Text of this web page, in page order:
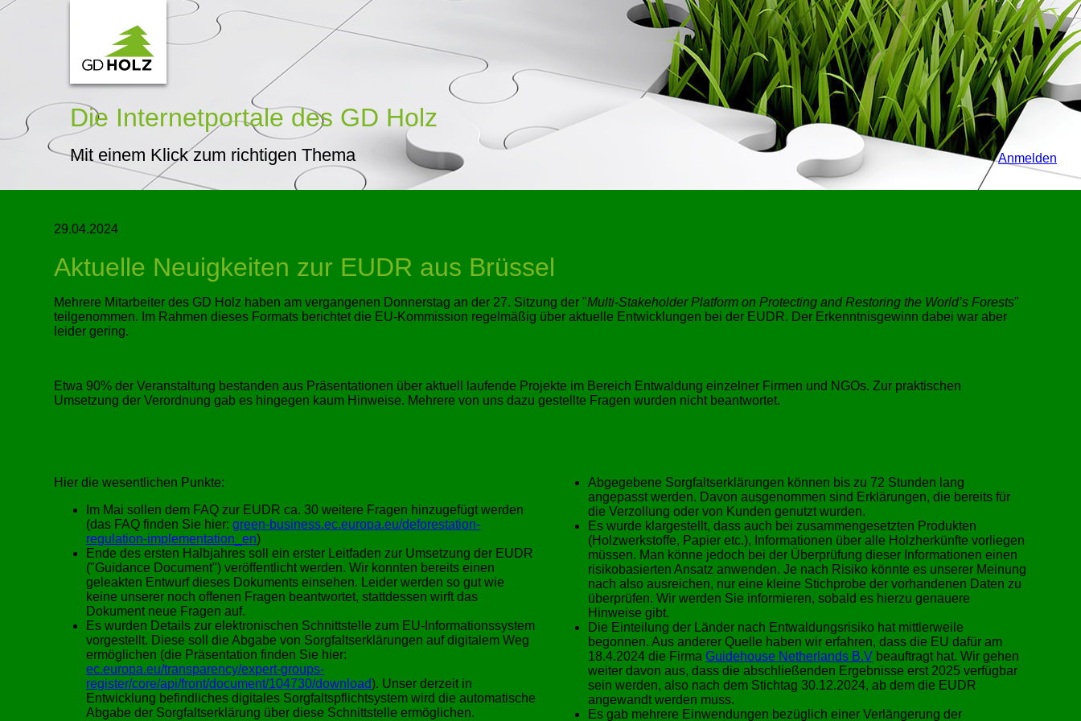
Die Internetportaledes GD Holz
Mit einem Klick zum richtigen Thema Anmelden
29.04.2024
Aktuelle Neuigkeiten zur EUDR aus Brüssel
Mehrere Mitarbeiter des GD Holz haben am vergangenen Donnerstag an der 27. Sitzung der Multi-Stakeholder Platform on Protecting and Restoring the World’s Forests
teilgenommen. Im Rahmen dieses Formats berichtet die EU-Kommission regelmäßig über aktuelle Entwicklungen bei der EUDR. Der Erkenntnisgewinn dabei war aber
leider gering.
Etwa 90% der Veranstaltung bestanden aus Präsentationen über aktuell laufende Projekte im Bereich Entwaldung einzelner Firmen und NGOs. Zur praktischen
Umsetzung der Verordnung gab es hingegen kaum Hinweise. Mehrere von uns dazu gestellte Fragen wurden nicht beantwortet.
Hier die wesentlichen Punkte:
Im Mai sollen dem FAQ zur EUDR ca. 30 weitere Fragen hinzugefügt werden
(das FAQ finden Sie hier:green-business.ec.europa.eu/deforestation-
regulation-implementation_en)
Ende des ersten Halbjahres soll ein erster Leitfaden zur Umsetzung der EUDR
( Guidance Document ) veröffentlicht werden. Wir konnten bereits einen
geleakten Entwurf dieses Dokuments einsehen. Leider werden so gut wie
keine unserer noch offenen Fragen beantwortet, stattdessen wirft das
Dokument neue Fragen auf.
Es wurden Details zur elektronischen Schnittstelle zum EU-Informationssystem
vorgestellt. Diese soll die Abgabe von Sorgfaltserklärungen auf digitalem Weg
ermöglichen (die Präsentation finden Sie hier:
ec.europa.eu/transparency/expert-groups-
register/core/api/front/document/104730/download). Unser derzeit in
Entwicklung befindliches digitales Sorgfaltspflichtsystem wird die automatische
Abgabe der Sorgfaltserklärung über diese Schnittstelle ermöglichen.
Abgegebene Sorgfaltserklärungen können bis zu 72 Stunden lang
angepasst werden. Davon ausgenommen sind Erklärungen, die bereits für
die Verzollung oder von Kunden genutzt wurden.
Es wurde klargestellt, dass auch bei zusammengesetzten Produkten
(Holzwerkstoffe, Papier etc.), Informationen über alle Holzherkünfte vorliegen
müssen. Man könne jedoch bei der Überprüfung dieser Informationen einen
risikobasierten Ansatz anwenden. Je nach Risiko könnte es unserer Meinung
nach also ausreichen, nur eine kleine Stichprobe der vorhandenen Daten zu
überprüfen. Wir werden Sie informieren, sobald es hierzu genauere
Hinweise gibt.
Die Einteilung der Länder nach Entwaldungsrisiko hat mittlerweile
begonnen. Aus anderer Quelle haben wir erfahren, dass die EU dafür am
18.4.2024 die FirmaGuidehouse Netherlands B.V beauftragt hat. Wir gehen
weiter davon aus, dass die abschließenden Ergebnisse erst 2025 verfügbar
sein werden, also nach dem Stichtag 30.12.2024, ab dem die EUDR
angewandt werden muss.
Es gab mehrere Einwendungen bezüglich einer Verlängerung der